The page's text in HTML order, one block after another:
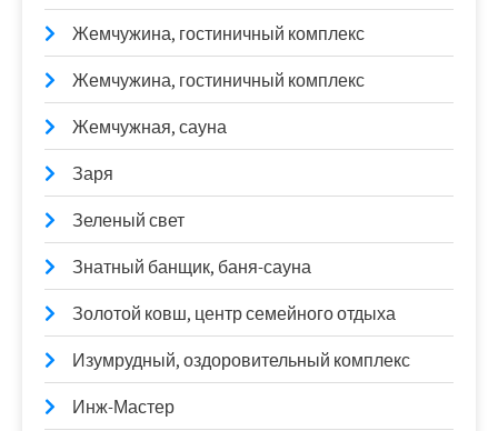
Жемчужина, гостиничный комплекс
Жемчужина, гостиничный комплекс
Жемчужная, сауна
Заря
Зеленый свет
Знатный банщик, баня-сауна
Золотой ковш, центр семейного отдыха
Изумрудный, оздоровительный комплекс
Инж-Мастер